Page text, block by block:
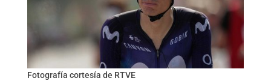
Fotografía cortesía de RTVE